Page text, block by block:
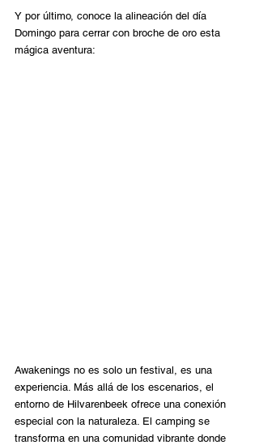
Y por último, conoce la alineación del día
Domingo para cerrar con broche de oro esta
mágica aventura:
Awakenings no es solo un festival, es una
experiencia. Más allá de los escenarios, el
entorno de Hilvarenbeek ofrece una conexión
especial con la naturaleza. El camping se
transforma en una comunidad vibrante donde